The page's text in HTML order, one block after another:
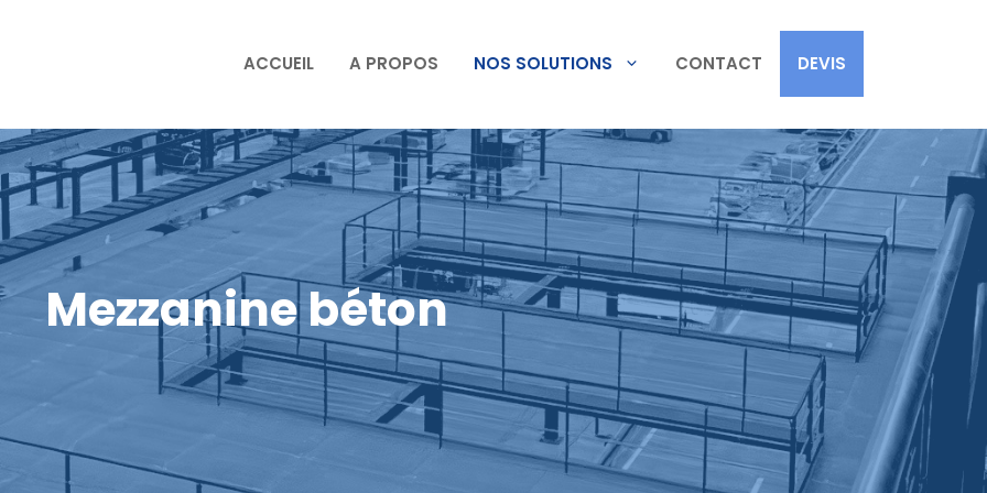
ACCUEIL A PROPOS NOS SOLUTIONS CONTACT DEVIS
Mezzanine béton